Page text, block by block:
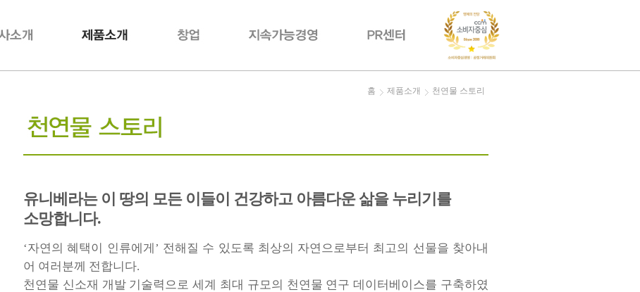
홈 제품소개 천연물 스토리
유니베라는 이 땅의 모든 이들이 건강하고 아름다운 삶을 누리기를
소망합니다.
‘자연의 혜택이 인류에게’ 전해질 수 있도록 최상의 자연으로부터 최고의 선물을 찾아내
어 여러분께 전합니다.
천연물 신소재 개발 기술력으로 세계 최대 규모의 천연물 연구 데이터베이스를 구축하였